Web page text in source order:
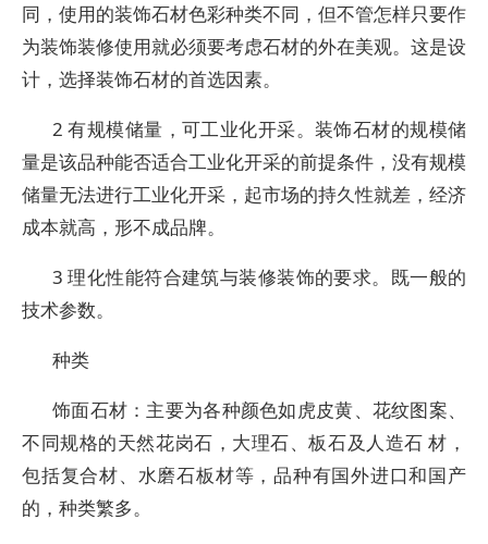
同，使用的装饰石材色彩种类不同，但不管怎样只要作
为装饰装修使用就必须要考虑石材的外在美观。这是设
计，选择装饰石材的首选因素。
2 有规模储量，可工业化开采。装饰石材的规模储
量是该品种能否适合工业化开采的前提条件，没有规模
储量无法进行工业化开采，起市场的持久性就差，经济
成本就高，形不成品牌。
3 理化性能符合建筑与装修装饰的要求。既一般的
技术参数。
种类
饰面石材：主要为各种颜色如虎皮黄、花纹图案、
不同规格的天然花岗石，大理石、板石及人造石 材，
包括复合材、水磨石板材等，品种有国外进口和国产
的，种类繁多。